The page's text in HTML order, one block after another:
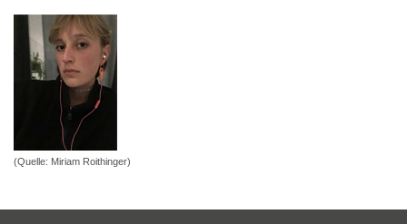
(Quelle: Miriam Roithinger)